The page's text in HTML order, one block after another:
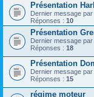
Présentation
Dernier message par
Réponses : 10
Présentation
Dernier message par
Réponses : 18
Présentation
Dernier message par
Réponses : 15
régime moteur